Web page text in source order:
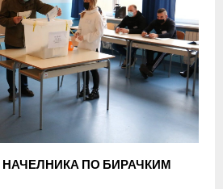
НАЧЕЛНИКА ПО БИРАЧКИМ